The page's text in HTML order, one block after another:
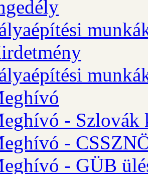
- Szlovák
-
- GÜB